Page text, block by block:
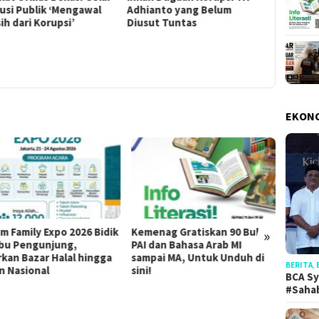
Publik ‘Mengawal
dari Korupsi’
Adhianto yang Belum
Diusut Tuntas
Nilai
Era Tri
»
Family Expo 2026 Bidik
Pengunjung,
Bazar Halal hingga
Nasional
Kemenag Gratiskan 90 Buku
PAI dan Bahasa Arab MI
sampai MA, Untuk Unduh di
sini!
UAR
BERITA
BCA